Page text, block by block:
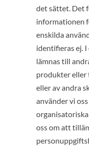
det sättet. Det
informationen
enskilda
identifieras ej.
lämnas till
produkter eller
eller av andra
använder vi
oss om att